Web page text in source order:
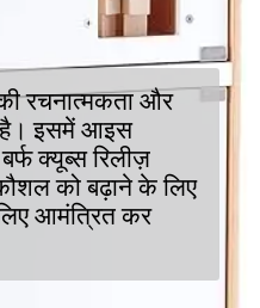
रचनात्मकता और
है। इसमें आइस
क्यूब्स रिलीज़
को बढ़ाने के लिए
लिए आमंत्रित कर